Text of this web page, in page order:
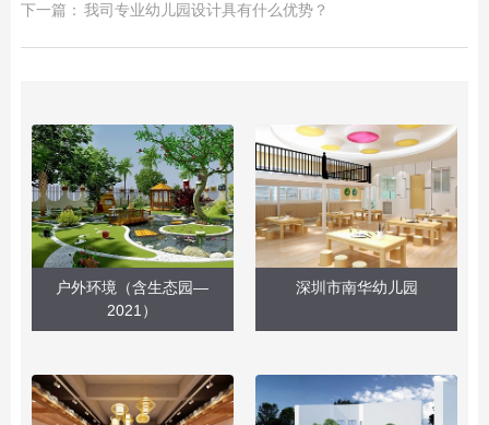
下一篇： 我司专业幼儿园设计具有什么优势？
户外环境（含生态园—
2021）
深圳市南华幼儿园